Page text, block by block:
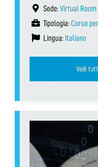
Sede: Virtual Room
Tipologia: Corso
Lingua: Italiano
Vedi